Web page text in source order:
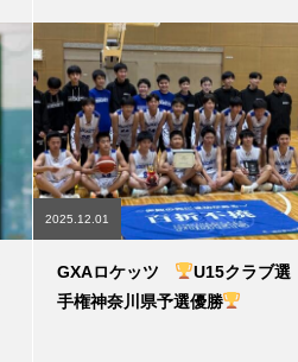
2025.12.01
GXAロケッツ
U15クラブ選
手権神奈川県予選優勝